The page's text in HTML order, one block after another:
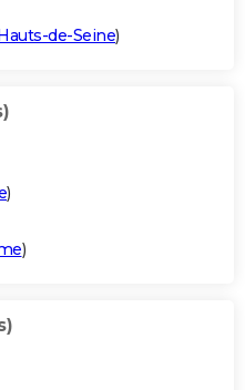
de-Seine)
)
)